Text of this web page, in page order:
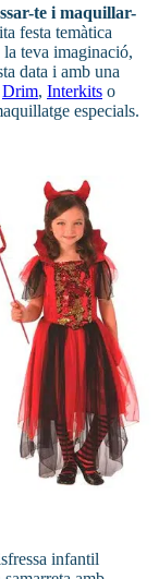
te i maquillar-
festa temàtica
teva imaginació,
data i amb una
Drim, Interkits o
especials.
infantil